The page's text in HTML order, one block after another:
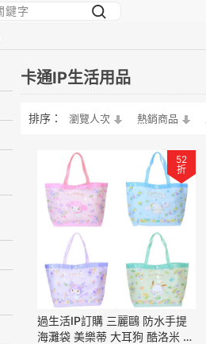
卡通IP生活用品
排序： 瀏覽人次 熱銷商品
52
折
過生活IP訂購 三麗鷗 防水手提
海灘袋 美樂蒂 大耳狗 酷洛米 帕